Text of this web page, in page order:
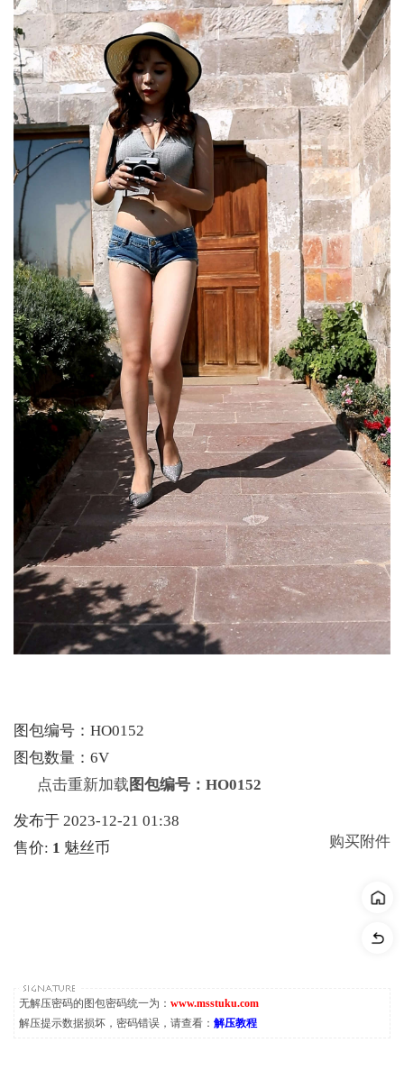
图包编号：HO0152
图包数量：6V
点击重新加载 图包编号：HO0152
发布于 2023-12-21 01:38
售价: 1 魅丝币 购买附件
无解压密码的图包密码统一为： www.msstuku.com
解压提示数据损坏，密码错误，请查看： 解压教程